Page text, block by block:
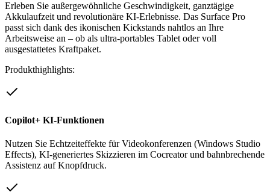
Erleben Sie außergewöhnliche Geschwindigkeit, ganztägige
Akkulaufzeit und revolutionäre KI-Erlebnisse. Das Surface Pro
passt sich dank des ikonischen Kickstands nahtlos an Ihre
Arbeitsweise an – ob als ultra-portables Tablet oder voll
ausgestattetes Kraftpaket.
Produkthighlights:
Copilot+ KI-Funktionen
Nutzen Sie Echtzeiteffekte für Videokonferenzen (Windows Studio
Effects), KI-generiertes Skizzieren im Cocreator und bahnbrechende
Assistenz auf Knopfdruck.